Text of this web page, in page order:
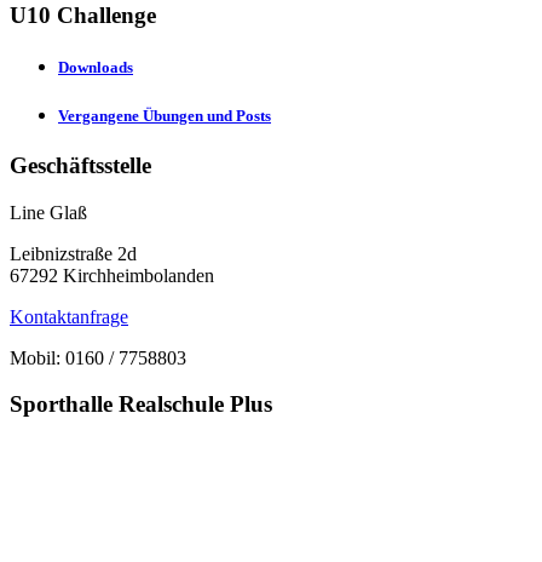
U10 Challenge
Downloads
Vergangene Übungen und Posts
Geschäftsstelle
Line Glaß
Leibnizstraße 2d
67292 Kirchheimbolanden
Kontaktanfrage
Mobil: 0160 / 7758803
Sporthalle Realschule Plus